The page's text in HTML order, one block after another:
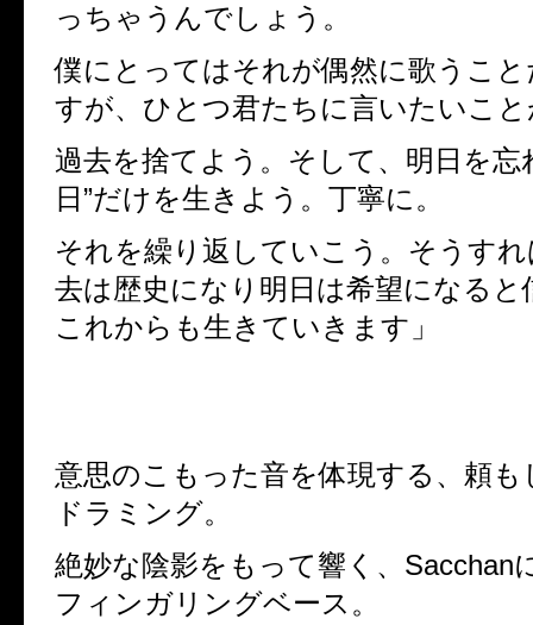
っちゃうんでしょう。
僕にとってはそれが偶然に歌うこ
すが、ひとつ君たちに言いたいこ
過去を捨てよう。そして、明日を忘
日 ”だけを生きよう。丁寧に。
それを繰り返していこう。そうす
去は歴史になり明日は希望になると
これからも生きていきます」
意思のこもった音を体現する、頼も
ドラミング。
絶妙な陰影をもって響く、 Sacchan
フィンガリングベース。